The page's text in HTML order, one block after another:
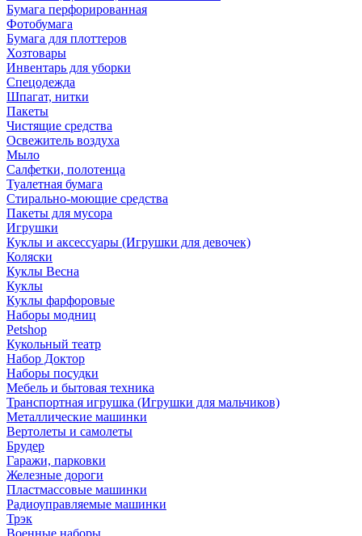
Бумага перфорированная
Фотобумага
Бумага для плоттеров
Хозтовары
Инвентарь для уборки
Спецодежда
Шпагат, нитки
Пакеты
Чистящие средства
Освежитель воздуха
Мыло
Салфетки, полотенца
Туалетная бумага
Стирально-моющие средства
Пакеты для мусора
Игрушки
Куклы и аксессуары (Игрушки для девочек)
Коляски
Куклы Весна
Куклы
Куклы фарфоровые
Наборы модниц
Petshop
Кукольный театр
Набор Доктор
Наборы посудки
Мебель и бытовая техника
Транспортная игрушка (Игрушки для мальчиков)
Металлические машинки
Вертолеты и самолеты
Брудер
Гаражи, парковки
Железные дороги
Пластмассовые машинки
Радиоуправляемые машинки
Трэк
Военные наборы